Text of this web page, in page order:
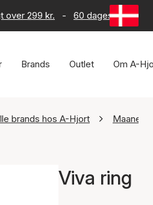
over 299 kr. - 60 dages returret
Brands Outlet Om A-
brands hos A-Hjort
Viva ring